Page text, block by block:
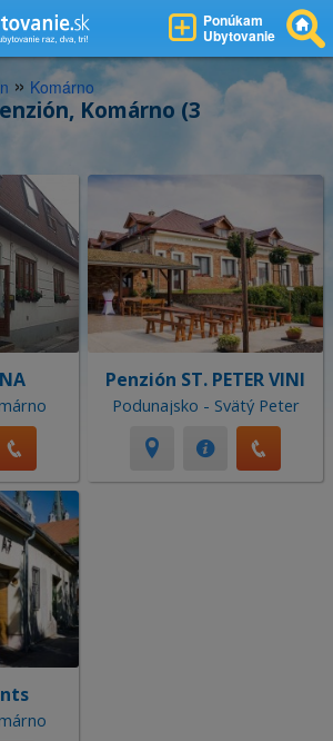
Ponúkam
Ubytovanie
» Komárno
Komárno (3
Penzión ST. PETER VINI
Podunajsko - Svätý Peter